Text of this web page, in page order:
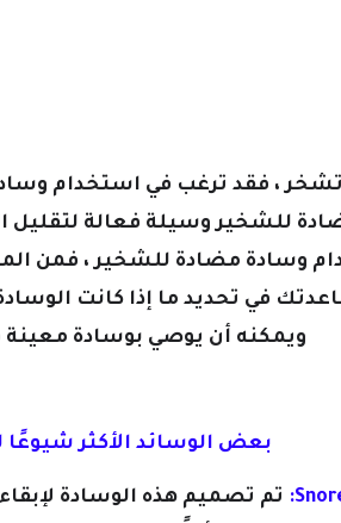
تشخر ، فقد ترغب في استخدام
للشخير وسيلة فعالة
وسادة مضادة للشخير ، فمن
في تحديد ما إذا كانت
ويمكنه أن يوصي بوسادة معينة
بعض الوسائد الأكثر
تم تصميم هذه الوسادة